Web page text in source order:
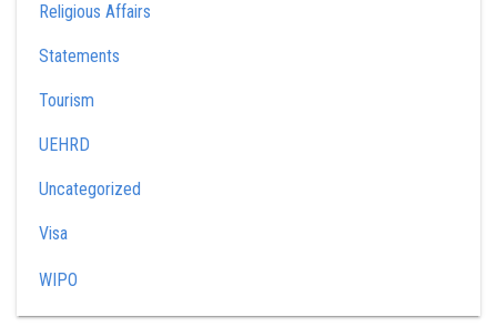
Religious Affairs
Statements
Tourism
UEHRD
Uncategorized
Visa
WIPO